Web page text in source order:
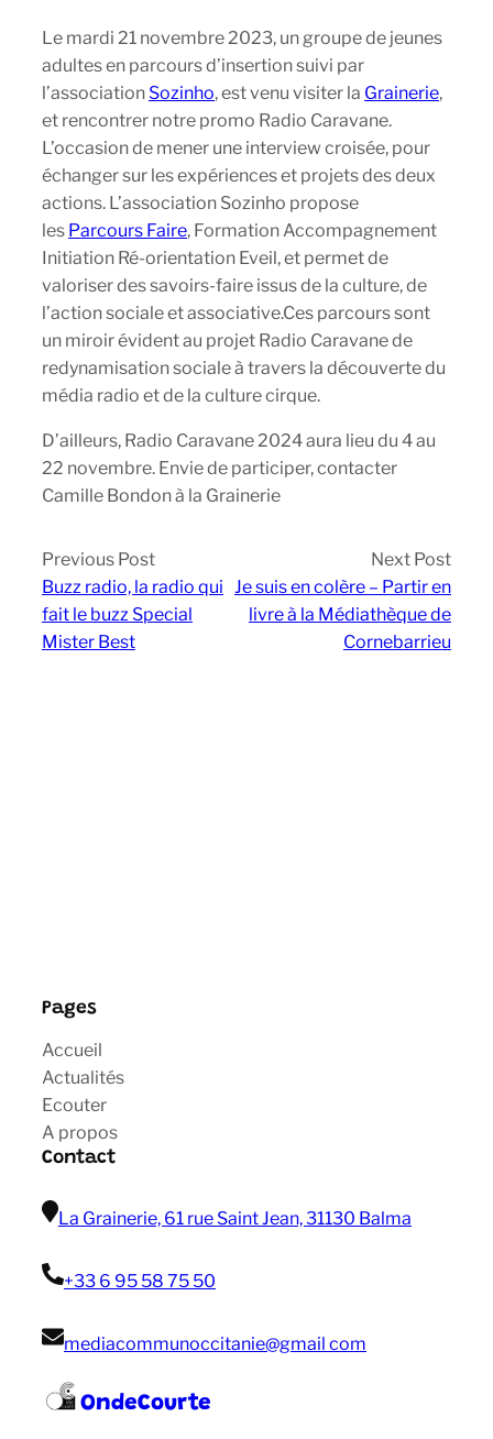
Le mardi 21 novembre 2023, un groupe de jeunes
adultes en parcours d’insertion suivi par
l’association Sozinho, est venu visiter la Grainerie,
et rencontrer notre promo Radio Caravane.
L’occasion de mener une interview croisée, pour
échanger sur les expériences et projets des deux
actions. L’association Sozinho propose
les Parcours Faire, Formation Accompagnement
Initiation Ré-orientation Eveil, et permet de
valoriser des savoirs-faire issus de la culture, de
l’action sociale et associative.Ces parcours sont
un miroir évident au projet Radio Caravane de
redynamisation sociale à travers la découverte du
média radio et de la culture cirque.
D’ailleurs, Radio Caravane 2024 aura lieu du 4 au
22 novembre. Envie de participer, contacter
Camille Bondon à la Grainerie
Previous Post
Buzz radio, la radio qui
fait le buzz Special
Mister Best
Next Post
Je suis en colère – Partir en
livre à la Médiathèque de
Cornebarrieu
Pages
Accueil
Actualités
Ecouter
A propos
Contact
La Grainerie, 61 rue Saint Jean, 31130 Balma
+33 6 95 58 75 50
mediacommunoccitanie@gmail com
OndeCourte